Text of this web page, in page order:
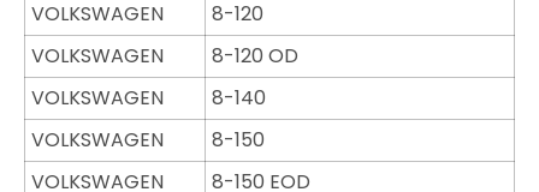
VOLKSWAGEN
8-120
VOLKSWAGEN
8-120 OD
VOLKSWAGEN
8-140
VOLKSWAGEN
8-150
VOLKSWAGEN
8-150 EOD